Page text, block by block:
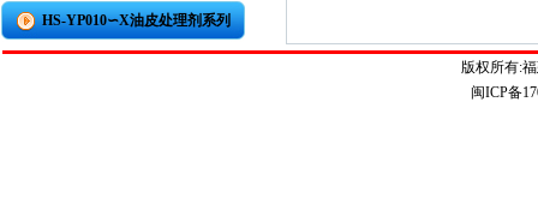
HS-YP010∽X油皮处理剂系列
版权所有:
闽ICP备